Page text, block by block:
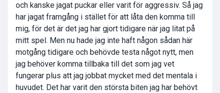
och kanske jagat puckar eller varit för aggressiv. Så jag
har jagat framgång i stället för att låta den komma till
mig, för det är det jag har gjort tidigare när jag litat på
mitt spel. Men nu hade jag inte haft någon sådan här
motgång tidigare och behövde testa något nytt, men
jag behöver komma tillbaka till det som jag vet
fungerar plus att jag jobbat mycket med det mentala i
huvudet. Det har varit den största biten jag har behövt